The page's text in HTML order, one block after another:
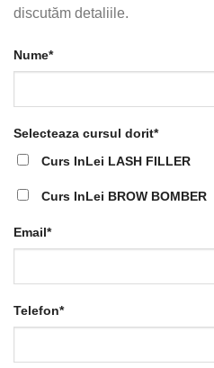
discutăm detaliile.
Nume*
Selecteaza cursul dorit*
Curs InLei LASH FILLER
Curs InLei BROW BOMBER
Email*
Telefon*